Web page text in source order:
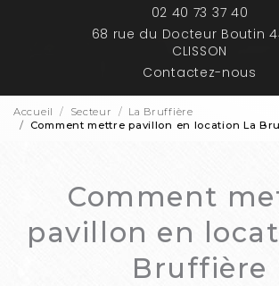
02 40 73 37 40
68 rue du Docteur Boutin
CLISSON
Contactez-nous
Accueil Secteur
La Bruffière
Comment mettre pavillon en location La
Comment
pavillon en
Bruffière